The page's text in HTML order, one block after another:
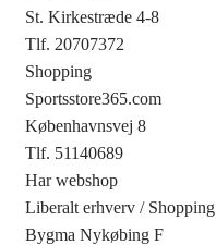
St. Kirkestræde 4-8
Tlf. 20707372
Shopping
Sportsstore365.com
Københavnsvej 8
Tlf. 51140689
Har webshop
Liberalt erhverv / Shopping
Bygma Nykøbing F